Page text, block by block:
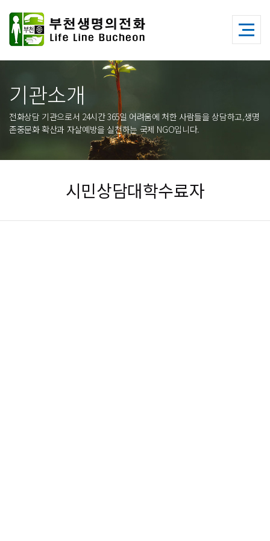
기관소개
전화상담 기관으로서 24시간 365일 어려움에 처한 사람들을 상담하고,생명
존중문화 확산과 자살예방을 실천하는 국제 NGO입니다.
시민상담대학수료자